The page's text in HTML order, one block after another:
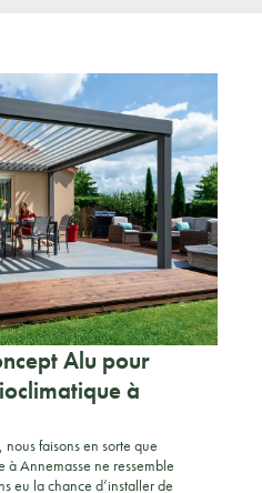
Alu pour
à
faisons en sorte que
Annemasse ne ressemble
eu la chance d’installer de